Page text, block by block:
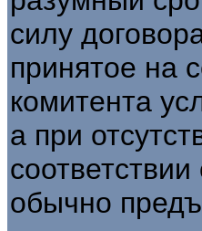
силу
принятое на
комитента
а при
обычно